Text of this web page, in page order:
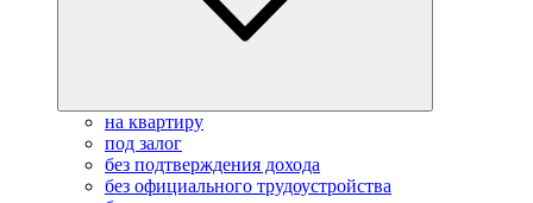
на квартиру
под залог
без подтверждения дохода
без официального трудоустройства